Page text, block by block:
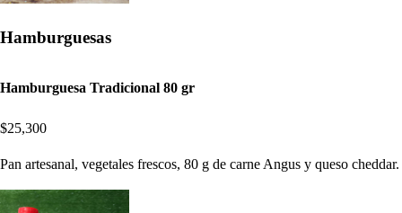
Hamburguesas
Hamburguesa Tradicional 80 gr
$25,300
Pan artesanal, vegetales frescos, 80 g de carne Angus y queso cheddar.